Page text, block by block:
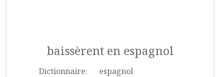
baissèrent en espagnol
Dictionnaire:
espagnol